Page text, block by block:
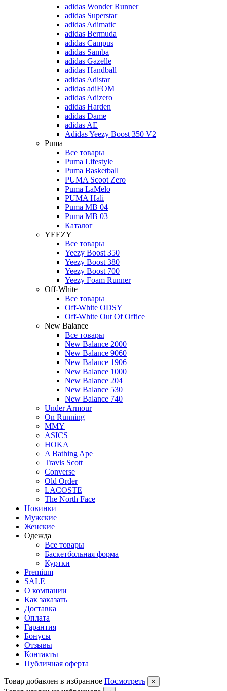
adidas Wonder Runner
adidas Superstar
adidas Adimatic
adidas Bermuda
adidas Campus
adidas Samba
adidas Gazelle
adidas Handball
adidas Adistar
adidas adiFOM
adidas Adizero
adidas Harden
adidas Dame
adidas AE
Adidas Yeezy Boost 350 V2
Puma
Все товары
Puma Lifestyle
Puma Basketball
PUMA Scoot Zero
Puma LaMelo
PUMA Hali
Puma MB 04
Puma MB 03
Каталог
YEEZY
Все товары
Yeezy Boost 350
Yeezy Boost 380
Yeezy Boost 700
Yeezy Foam Runner
Off-White
Все товары
Off-White ODSY
Off-White Out Of Office
New Balance
Все товары
New Balance 2000
New Balance 9060
New Balance 1906
New Balance 1000
New Balance 204
New Balance 530
New Balance 740
Under Armour
On Running
MMY
ASICS
HOKA
A Bathing Ape
Travis Scott
Converse
Old Order
LACOSTE
The North Face
Новинки
Мужские
Женские
Одежда
Все товары
Баскетбольная форма
Куртки
Premium
SALE
О компании
Как заказать
Доставка
Оплата
Гарантия
Бонусы
Отзывы
Контакты
Публичная оферта
Товар добавлен в избранное Посмотреть ×